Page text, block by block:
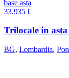
base asta
33.935 €
Trilocale in
BG, Lombardia,